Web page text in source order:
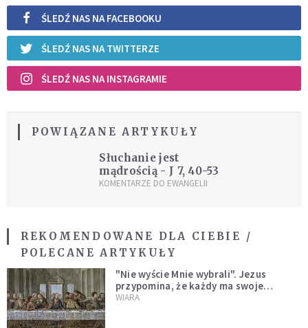
ŚLEDŹ NAS NA FACEBOOKU
ŚLEDŹ NAS NA TWITTERZE
ŚLEDŹ NAS NA INSTAGRAMIE
POWIĄZANE ARTYKUŁY
Słuchanie jest
mądrością - J 7, 40-53
KOMENTARZE DO EWANGELII
REKOMENDOWANE DLA CIEBIE /
POLECANE ARTYKUŁY
"Nie wyście Mnie wybrali". Jezus
przypomina, że każdy ma swoje
miejsce i swoją misję
WIARA